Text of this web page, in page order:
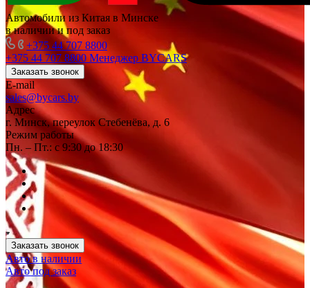
Автомобили из Китая в Минске
в наличии и под заказ
+375 44 707 8800
+375 44 707 8800 Менеджер BYCARS
Заказать звонок
E-mail
sales@bycars.by
Адрес
г. Минск, переулок Стебенёва, д. 6
Режим работы
Пн. – Пт.: с 9:30 до 18:30
Заказать звонок
Авто в наличии
Авто под заказ